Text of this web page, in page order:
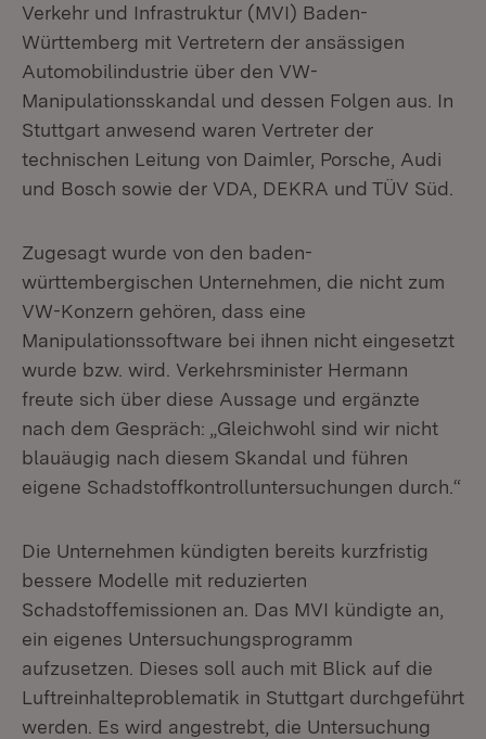
Verkehr und Infrastruktur (MVI) Baden-
Württemberg mit Vertretern der ansässigen
Automobilindustrie über den VW-
Manipulationsskandal und dessen Folgen aus. In
Stuttgart anwesend waren Vertreter der
technischen Leitung von Daimler, Porsche, Audi
und Bosch sowie der VDA, DEKRA und TÜV Süd.
Zugesagt wurde von den baden-
württembergischen Unternehmen, die nicht zum
VW-Konzern gehören, dass eine
Manipulationssoftware bei ihnen nicht eingesetzt
wurde bzw. wird. Verkehrsminister Hermann
freute sich über diese Aussage und ergänzte
nach dem Gespräch: „Gleichwohl sind wir nicht
blauäugig nach diesem Skandal und führen
eigene Schadstoffkontrolluntersuchungen durch.“
Die Unternehmen kündigten bereits kurzfristig
bessere Modelle mit reduzierten
Schadstoffemissionen an. Das MVI kündigte an,
ein eigenes Untersuchungsprogramm
aufzusetzen. Dieses soll auch mit Blick auf die
Luftreinhalteproblematik in Stuttgart durchgeführt
werden. Es wird angestrebt, die Untersuchung